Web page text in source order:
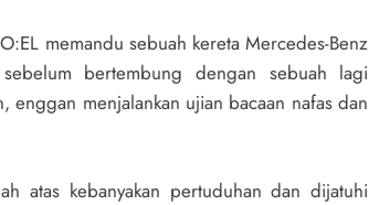
memandu sebuah kereta Mercedes-Benz
bertembung dengan sebuah lagi
enggan menjalankan ujian bacaan nafas dan
atas kebanyakan pertuduhan dan dijatuhi